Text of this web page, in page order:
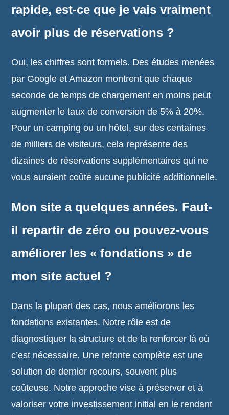
rapide, est-ce que je vais vraiment
avoir plus de réservations ?
Oui, les chiffres sont formels. Des études menées
par Google et Amazon montrent que chaque
seconde de temps de chargement en moins peut
augmenter le taux de conversion de 5% à 20%.
Pour un camping ou un hôtel, sur des centaines
de milliers de visiteurs, cela représente des
dizaines de réservations supplémentaires qui ne
vous auraient coûté aucune publicité additionnelle.
Mon site a quelques années. Faut-
il repartir de zéro ou pouvez-vous
améliorer les « fondations » de
mon site actuel ?
Dans la plupart des cas, nous améliorons les
fondations existantes. Notre rôle est de
diagnostiquer la structure et de la renforcer là où
c’est nécessaire. Une refonte complète est une
solution de dernier recours, souvent plus
coûteuse. Notre approche vise à préserver et à
valoriser votre investissement initial en le rendant